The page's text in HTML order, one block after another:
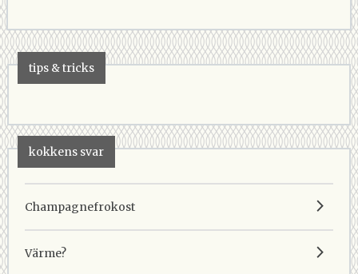
tips & tricks
kokkens svar
Champagnefrokost
Värme?